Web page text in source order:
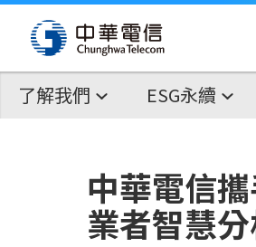
了解我們 ESG永續
中華電信
業者智慧